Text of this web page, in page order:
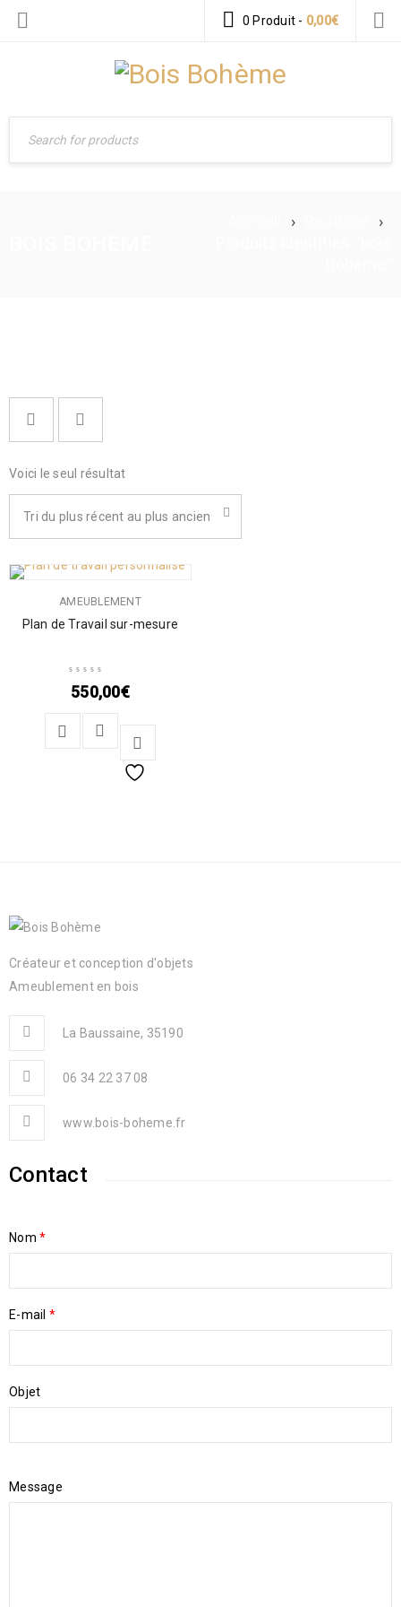
0 Produit - 0,00€
›
›
Voici le seul résultat
Tri du plus récent au plus ancien
AMEUBLEMENT
Plan de Travail sur-mesure
550,00€
Créateur et conception d'objets
Ameublement en bois
La Baussaine, 35190
06 34 22 37 08
www.bois-boheme.fr
Contact
Nom *
E-mail *
Objet
Message